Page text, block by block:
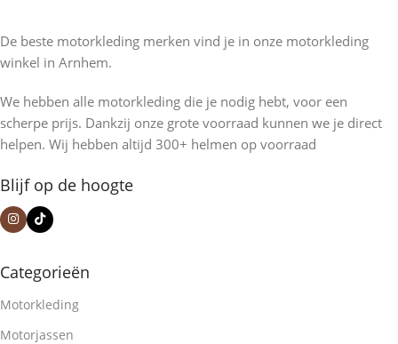
De beste motorkleding merken vind je in onze motorkleding
winkel in Arnhem.
We hebben alle motorkleding die je nodig hebt, voor een
scherpe prijs. Dankzij onze grote voorraad kunnen we je direct
helpen. Wij hebben altijd 300+ helmen op voorraad
Blijf op de hoogte
Categorieën
Motorkleding
Motorjassen